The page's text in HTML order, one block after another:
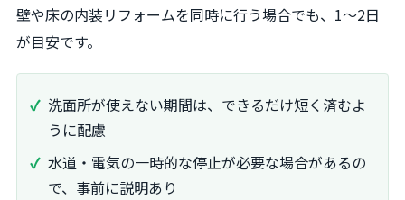
壁や床の内装リフォームを同時に行う場合でも、1～2日
が目安です。
洗面所が使えない期間は、できるだけ短く済むよ
うに配慮
水道・電気の一時的な停止が必要な場合があるの
で、事前に説明あり